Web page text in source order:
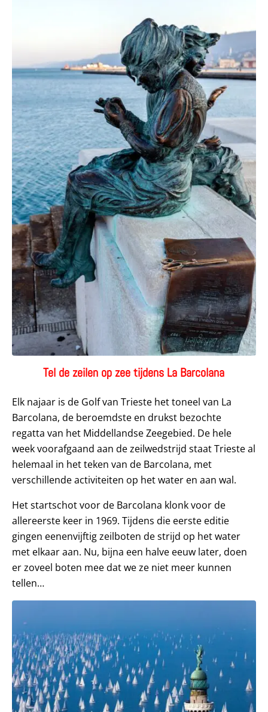
Tel de zeilen op zee tijdens La Barcolana
Elk najaar is de Golf van Trieste het toneel van La
Barcolana, de beroemdste en drukst bezochte
regatta van het Middellandse Zeegebied. De hele
week voorafgaand aan de zeilwedstrijd staat Trieste al
helemaal in het teken van de Barcolana, met
verschillende activiteiten op het water en aan wal.
Het startschot voor de Barcolana klonk voor de
allereerste keer in 1969. Tijdens die eerste editie
gingen eenenvijftig zeilboten de strijd op het water
met elkaar aan. Nu, bijna een halve eeuw later, doen
er zoveel boten mee dat we ze niet meer kunnen
tellen…